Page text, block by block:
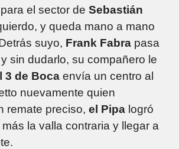
el sector de Sebastián
y queda mano a mano
suyo, Frank Fabra pasa
sin dudarlo, su compañero le
3 de Boca envía un centro al
nuevamente quien
remate preciso, el Pipa logró
la valla contraria y llegar a